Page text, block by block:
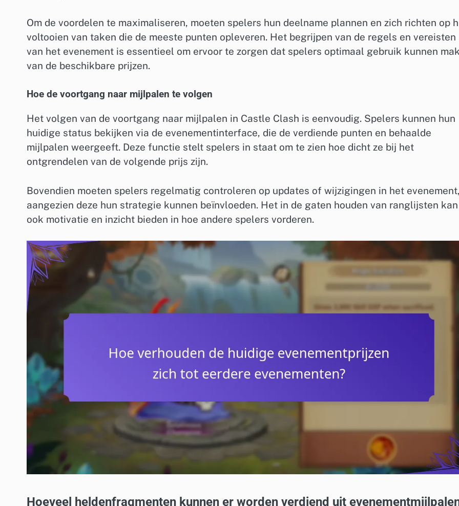
Om de voordelen te maximaliseren, moeten spelers hun deelname plannen en zich richten op
voltooien van taken die de meeste punten opleveren. Het begrijpen van de regels en vereisten
van het evenement is essentieel om ervoor te zorgen dat spelers optimaal gebruik kunnen
van de beschikbare prijzen.
Hoe de voortgang naar mijlpalen te volgen
Het volgen van de voortgang naar mijlpalen in Castle Clash is eenvoudig. Spelers kunnen hun
huidige status bekijken via de evenementinterface, die de verdiende punten en behaalde
mijlpalen weergeeft. Deze functie stelt spelers in staat om te zien hoe dicht ze bij het
ontgrendelen van de volgende prijs zijn.
Bovendien moeten spelers regelmatig controleren op updates of wijzigingen in het
aangezien deze hun strategie kunnen beïnvloeden. Het in de gaten houden van ranglijsten kan
ook motivatie en inzicht bieden in hoe andere spelers vorderen.
Hoeveel heldenfragmenten kunnen er worden verdiend uit